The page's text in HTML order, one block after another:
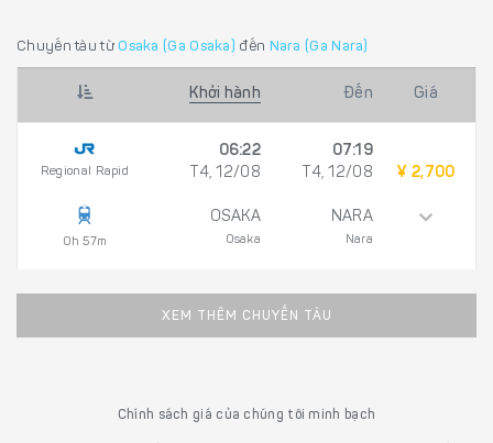
Chuyến tàu từOsaka (Ga Osaka) đến Nara (Ga Nara)
Khởi hành Đến Giá
Regional Rapid
0h 57m
06:22
T4, 12/08
OSAKA
Osaka
07:19
T4, 12/08
NARA
Nara
¥ 2,700
XEM THÊM CHUYẾN TÀU
Chính sách giá của chúng tôi minh bạch